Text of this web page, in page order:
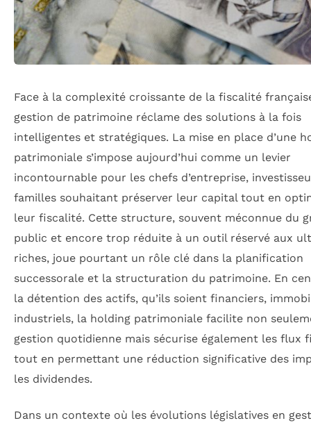
Face à la complexité croissante de la fiscalité
gestion de patrimoine réclame des solutions à la fois
intelligentes et stratégiques. La mise en place d’une
patrimoniale s’impose aujourd’hui comme un levier
incontournable pour les chefs d’entreprise,
familles souhaitant préserver leur capital tout en
leur fiscalité. Cette structure, souvent méconnue du
public et encore trop réduite à un outil réservé aux
riches, joue pourtant un rôle clé dans la planification
successorale et la structuration du patrimoine. En
la détention des actifs, qu’ils soient financiers,
industriels, la holding patrimoniale facilite non
gestion quotidienne mais sécurise également les flux
tout en permettant une réduction significative des
les dividendes.
Dans un contexte où les évolutions législatives en